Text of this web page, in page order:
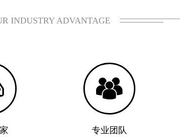
INDUSTRY ADVANTAGE

专业团队